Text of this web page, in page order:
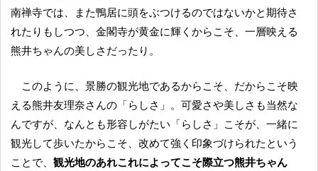
南禅寺では、また鴨居に頭をぶつけるのではないかと期待さ
れたりもしつつ、金閣寺が黄金に輝くからこそ、一層映える
熊井ちゃんの美しさだったり。
このように、景勝の観光地であるからこそ、だからこそ映
える熊井友理奈さんの「らしさ」。可愛さや美しさも当然な
んですが、なんとも形容しがたい「らしさ」こそが、一緒に
観光して歩いたからこそ、改めて強く印象づけられたという
ことで、 観光地のあれこれによってこそ際立つ熊井ちゃん